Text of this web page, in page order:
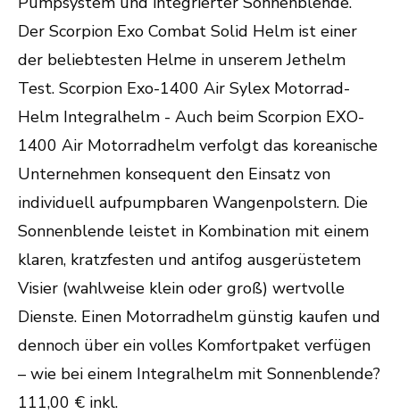
Der Scorpion Exo Combat Solid Helm ist einer
der beliebtesten Helme in unserem Jethelm
Test. Scorpion Exo-1400 Air Sylex Motorrad-
Helm Integralhelm - Auch beim Scorpion EXO-
1400 Air Motorradhelm verfolgt das koreanische
Unternehmen konsequent den Einsatz von
individuell aufpumpbaren Wangenpolstern. Die
Sonnenblende leistet in Kombination mit einem
klaren, kratzfesten und antifog ausgerüstetem
Visier (wahlweise klein oder groß) wertvolle
Dienste. Einen Motorradhelm günstig kaufen und
dennoch über ein volles Komfortpaket verfügen
– wie bei einem Integralhelm mit Sonnenblende?
111,00 € inkl.